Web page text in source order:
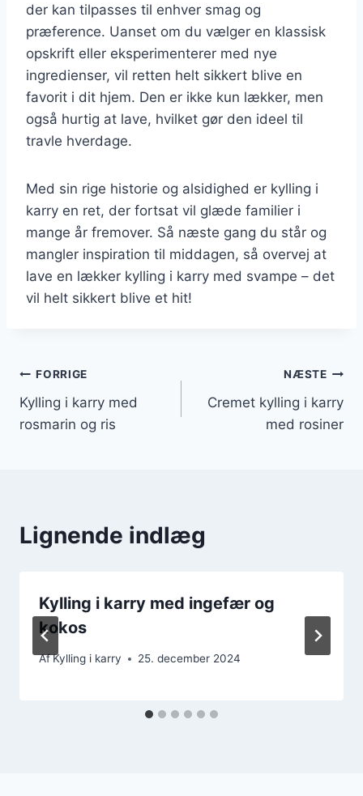
der kan tilpasses til enhver smag og
præference. Uanset om du vælger en klassisk
opskrift eller eksperimenterer med nye
ingredienser, vil retten helt sikkert blive en
favorit i dit hjem. Den er ikke kun lækker, men
også hurtig at lave, hvilket gør den ideel til
travle hverdage.
Med sin rige historie og alsidighed er kylling i
karry en ret, der fortsat vil glæde familier i
mange år fremover. Så næste gang du står og
mangler inspiration til middagen, så overvej at
lave en lækker kylling i karry med svampe – det
vil helt sikkert blive et hit!
Indlægsnavigation
FORRIGE
Kylling i karry med
rosmarin og ris
NÆSTE
Cremet kylling i karry
med rosiner
Lignende indlæg
Kylling i karry med ingefær og
kokos
AfKylling i karry 25. december 2024